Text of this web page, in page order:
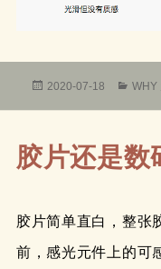
发
2020-07-18
分
WHY
胶片还是数
胶片简单直白，整
前，感光元件上的